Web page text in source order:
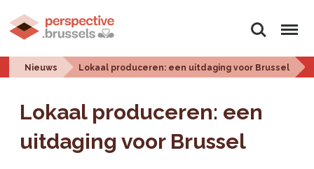
Zoeken Menu
Nieuws Lokaal produceren: een uitdaging voor Brussel
Lokaal produceren: een
uitdaging voor Brussel